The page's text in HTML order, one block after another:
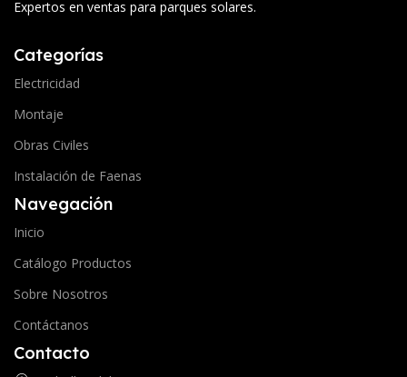
Expertos en ventas para parques solares.
Categorías
Electricidad
Montaje
Obras Civiles
Instalación de Faenas
Navegación
Inicio
Catálogo Productos
Sobre Nosotros
Contáctanos
Contacto